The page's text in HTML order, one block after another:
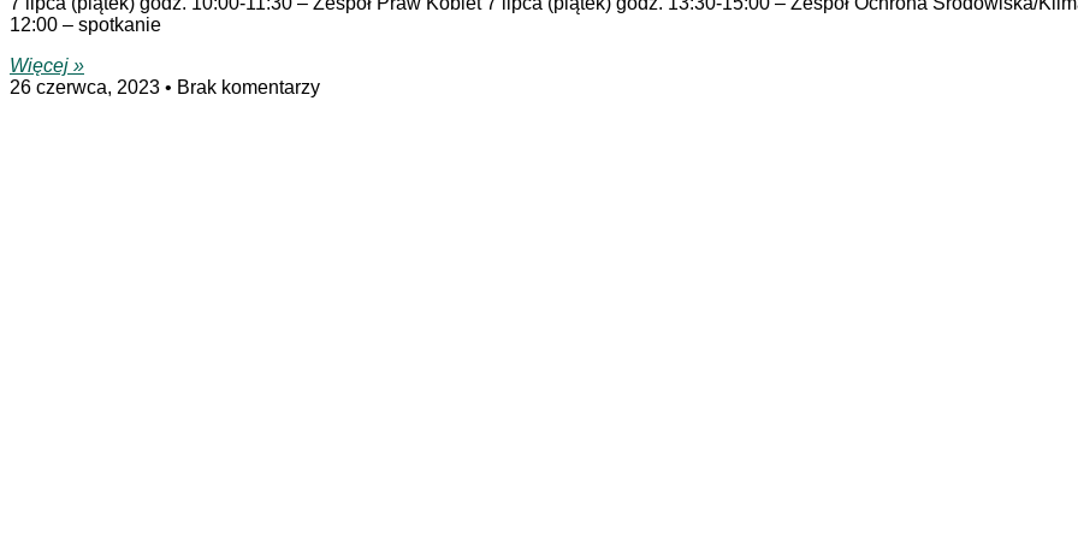
12:00 – spotkanie
Więcej »
26 czerwca, 2023
Brak komentarzy